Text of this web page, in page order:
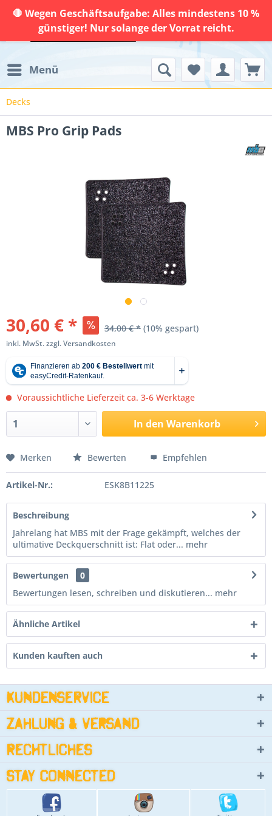
🛑 Wegen Geschäftsaufgabe: Alles mindestens 10 %
günstiger! Nur solange der Vorrat reicht.
Menü
Decks
MBS Pro Grip Pads
30,60 € * 34,00 € * (10% gespart)
inkl. MwSt.zzgl. Versandkosten
Voraussichtliche Lieferzeit ca. 3-6 Werktage
In den Warenkorb
Merken Bewerten Empfehlen
Artikel-Nr.: ESK8B11225
Beschreibung
Jahrelang hat MBS mit der Frage gekämpft, welches der
ultimative Deckquerschnitt ist: Flat oder... mehr
Bewertungen
0
Bewertungen lesen, schreiben und diskutieren... mehr
Ähnliche Artikel
Kunden kauften auch
Kundenservice
Zahlung & Versand
Rechtliches
Stay connected